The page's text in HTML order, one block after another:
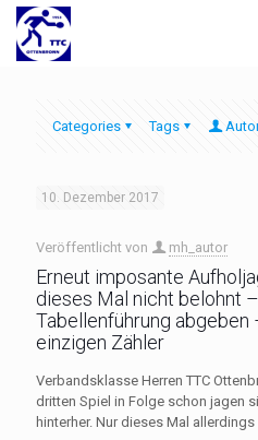
Categories Tags
10. Dezember 2017
Veröffentlicht von mh_autor
Erneut imposante
dieses Mal nicht belohnt
Tabellenführung abgeben
einzigen Zähler
Verbandsklasse Herren TTC
dritten Spiel in Folge schon jagen
hinterher. Nur dieses Mal